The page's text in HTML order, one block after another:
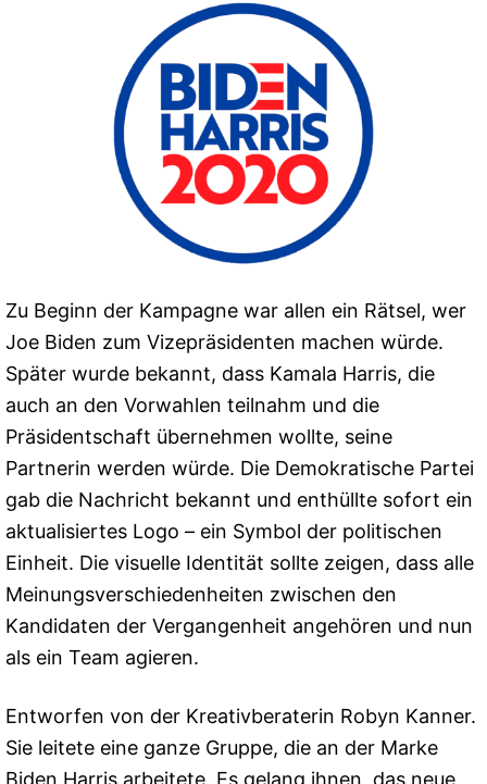
Zu Beginn der Kampagne war allen ein Rätsel, wer
Joe Biden zum Vizepräsidenten machen würde.
Später wurde bekannt, dass Kamala Harris, die
auch an den Vorwahlen teilnahm und die
Präsidentschaft übernehmen wollte, seine
Partnerin werden würde. Die Demokratische Partei
gab die Nachricht bekannt und enthüllte sofort ein
aktualisiertes Logo – ein Symbol der politischen
Einheit. Die visuelle Identität sollte zeigen, dass alle
Meinungsverschiedenheiten zwischen den
Kandidaten der Vergangenheit angehören und nun
als ein Team agieren.
Entworfen von der Kreativberaterin Robyn Kanner.
Sie leitete eine ganze Gruppe, die an der Marke
Biden Harris arbeitete. Es gelang ihnen, das neue